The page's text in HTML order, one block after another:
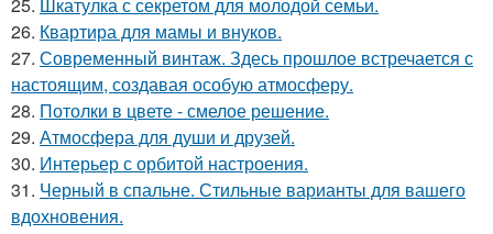
26. Квартира для мамы и внуков.
27. Современный винтаж. Здесь прошлое встречается с
настоящим, создавая особую атмосферу.
28. Потолки в цвете - смелое решение.
29. Атмосфера для души и друзей.
30. Интерьер с орбитой настроения.
31. Черный в спальне. Стильные варианты для вашего
вдохновения.